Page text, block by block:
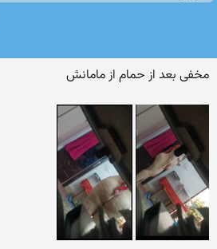
مخفی بعد از حمام از مامانش